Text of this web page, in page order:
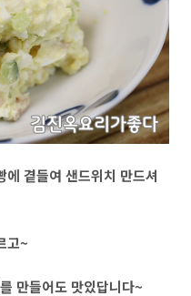
곁들여 샌드위치 만드셔
고~
만들어도 맛있답니다~